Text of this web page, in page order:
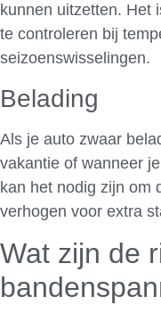
kunnen uitzetten. Het
te controleren bij
seizoenswisselingen.
Belading
Als je auto zwaar
vakantie of wanneer
kan het nodig zijn om
verhogen voor extra
Wat zijn de